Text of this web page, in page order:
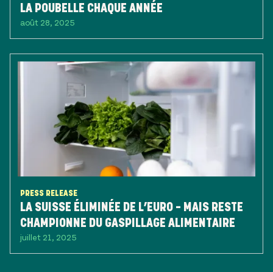
LA POUBELLE CHAQUE ANNÉE
août 28, 2025
PRESS RELEASE
LA SUISSE ÉLIMINÉE DE L’EURO – MAIS RESTE
CHAMPIONNE DU GASPILLAGE ALIMENTAIRE
juillet 21, 2025